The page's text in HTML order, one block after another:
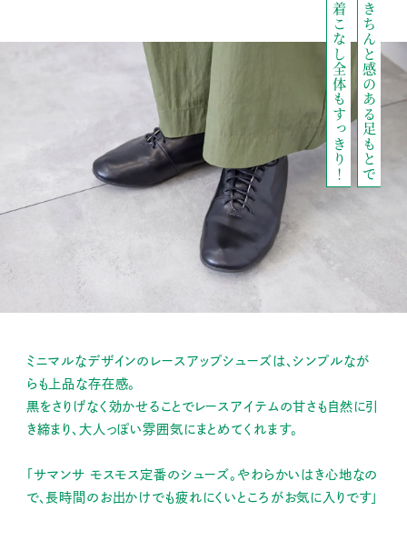
きちんと感のある足もとで
着こなし全体もすっきり！
ミニマルなデザインのレースアップシューズは、シンプルなが
らも上品な存在感。
黒をさりげなく効かせることでレースアイテムの甘さも自然に引
き締まり、大人っぽい雰囲気にまとめてくれます。
「サマンサ モスモス定番のシューズ。やわらかいはき心地なの
で、長時間のお出かけでも疲れにくいところがお気に入りです」